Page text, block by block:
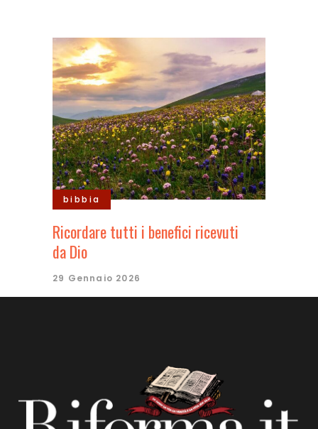
bibbia
Ricordare tutti i benefici ricevuti
da Dio
29 Gennaio 2026